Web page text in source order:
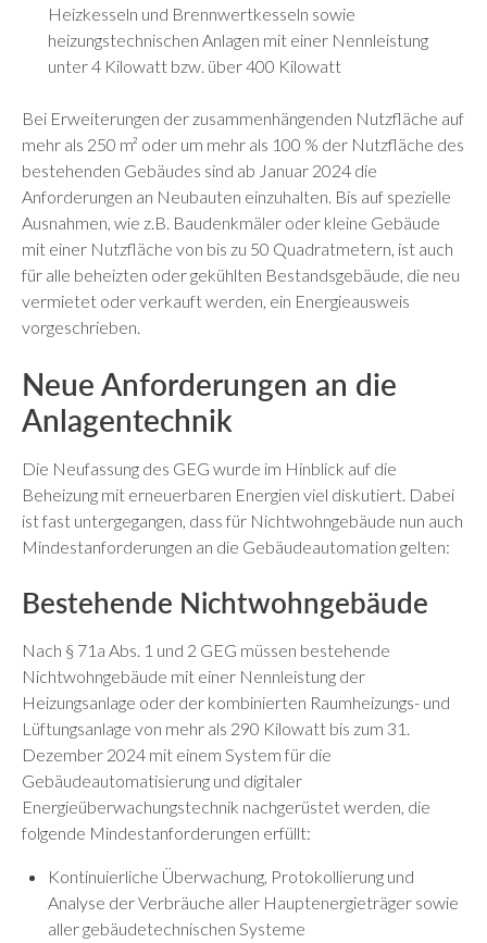
Heizkesseln und Brennwertkesseln sowie
heizungstechnischen Anlagen mit einer Nennleistung
unter 4 Kilowatt bzw. über 400 Kilowatt
Bei Erweiterungen der zusammenhängenden Nutzfläche auf
mehr als 250 m² oder um mehr als 100 % der Nutzfläche des
bestehenden Gebäudes sind ab Januar 2024 die
Anforderungen an Neubauten einzuhalten. Bis auf spezielle
Ausnahmen, wie z.B. Baudenkmäler oder kleine Gebäude
mit einer Nutzfläche von bis zu 50 Quadratmetern, ist auch
für alle beheizten oder gekühlten Bestandsgebäude, die neu
vermietet oder verkauft werden, ein Energieausweis
vorgeschrieben.
Neue Anforderungen an die
Anlagentechnik
Die Neufassung des GEG wurde im Hinblick auf die
Beheizung mit erneuerbaren Energien viel diskutiert. Dabei
ist fast untergegangen, dass für Nichtwohngebäude nun auch
Mindestanforderungen an die Gebäudeautomation gelten:
Bestehende Nichtwohngebäude
Nach § 71a Abs. 1 und 2 GEG müssen bestehende
Nichtwohngebäude mit einer Nennleistung der
Heizungsanlage oder der kombinierten Raumheizungs- und
Lüftungsanlage von mehr als 290 Kilowatt bis zum 31.
Dezember 2024 mit einem System für die
Gebäudeautomatisierung und digitaler
Energieüberwachungstechnik nachgerüstet werden, die
folgende Mindestanforderungen erfüllt:
Kontinuierliche Überwachung, Protokollierung und
Analyse der Verbräuche aller Hauptenergieträger sowie
aller gebäudetechnischen Systeme